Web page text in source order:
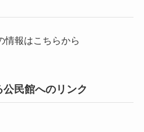
情報はこちらから
民館へのリンク